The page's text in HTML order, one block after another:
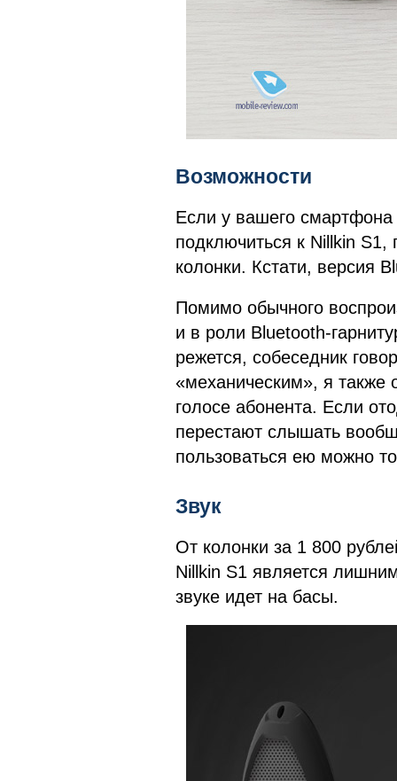
Возможности
Если у вашего смартфона
подключиться к Nillkin S1,
колонки. Кстати, версия
Помимо обычного
и в роли Bluetooth-
режется, собеседник
«механическим», я также
голосе абонента. Если
перестают слышать
пользоваться ею можно
Звук
От колонки за 1 800
Nillkin S1 является
звуке идет на басы.